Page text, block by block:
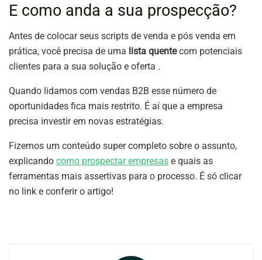
E como anda a sua prospecção?
Antes de colocar seus scripts de venda e pós venda em
prática, você precisa de uma lista quentecom potenciais
clientes para a sua solução e oferta .
Quando lidamos com vendas B2B esse número de
oportunidades fica mais restrito. É aí que a empresa
precisa investir em novas estratégias.
Fizemos um conteúdo super completo sobre o assunto,
explicando como prospectar empresas e quais as
ferramentas mais assertivas para o processo. É só clicar
no link e conferir o artigo!